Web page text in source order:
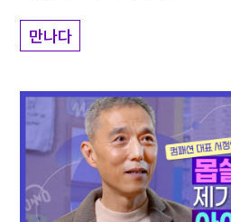
만나다